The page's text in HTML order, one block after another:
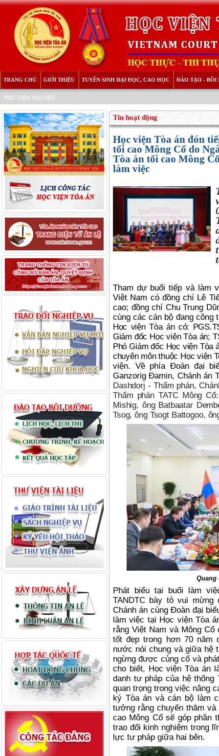
TRANG CHỦ GIỚI THIỆU TUYỂN SINH ĐẠI HỌC, CAO HỌC ĐÀO TẠO - BỒI
THƯ VIỆN TÀI LIỆU
Tin hoạt động
Học viện Tòa án đón
tối cao Mông Cổ do
Tòa án tối cao Mông
làm việc
Tham dự buổi tiếp và làm
Việt Nam có đồng chí Lê
cao; đồng chí Chu Trung
cùng các cán bộ đang công
Học viện Tòa án có:
Giám đốc Học viện Tòa án;
PhóGiám đốc Học viện Tòa
chuyên môn thuộc Học viện
viện. Về phía Đoàn đại
Ganzorig Đamin, Chánh án
Dashdorj - Thẩm phán,
Thẩm phán TATC Mông
Mishig, ông Batbaatar
Tsog, ông Tsogt Battogoo,
Quang
Phát biểu tại buổi làm
TANDTC bày tỏ vui mừng
Chánh án cùng Đoàn đại
làm việc tại Học viện Tòa
rằng Việt Nam và Mông
tốt đẹp trong hơn 70 năm
nước nói chung và giữa hệ
ngừng được củng cố và
cho biết, Học viện Tòa án
danh tư pháp của hệ
quan trọng trong việc nâng
ký Tòa án và cán bộ làm
tưởng rằng chuyến thăm
cao Mông Cổ sẽ góp phần
trao đổi kinh nghiệm trong
lực tư pháp giữa hai bên.